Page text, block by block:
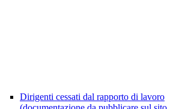
Dirigenti cessati dal rapporto di lavoro